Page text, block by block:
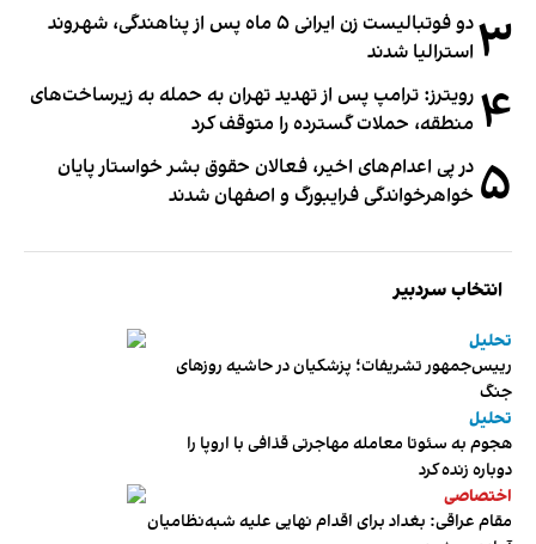
۳
دو فوتبالیست زن ایرانی ۵ ماه پس از پناهندگی، شهروند
استرالیا شدند
۴ رویترز: ترامپ پس از تهدید تهران به حمله به زیرساخت‌های
منطقه، حملات گسترده را متوقف کرد
۵ در پی اعدام‌های اخیر، فعالان حقوق بشر خواستار پایان
خواهرخواندگی فرایبورگ و اصفهان شدند
انتخاب سردبیر
تحلیل
رییس‌جمهور تشریفات؛ پزشکیان در حاشیه روزهای
جنگ
تحلیل
هجوم به سئوتا معامله مهاجرتی قذافی با اروپا را
دوباره زنده کرد
اختصاصی
مقام عراقی: بغداد برای اقدام نهایی علیه شبه‌نظامیان